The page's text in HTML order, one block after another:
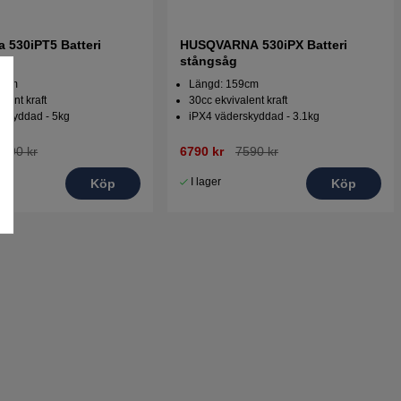
530iPT5 Batteri
kraft
- 5kg
8990 kr
Köp
HUSQVARNA 530iPX Batteri
stångsåg
Längd: 159cm
30cc ekvivalent kraft
iPX4 väderskyddad - 3.1kg
6790 kr 7590 kr
I lager Köp